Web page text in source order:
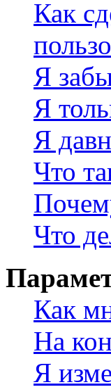
Как
Я
Я
Я
Что
Что
Как
На
Я